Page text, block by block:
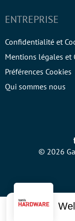
ENTREPRISE
Confidentialité et
Mentions légales et
Préférences Cookies
Qui sommes nous
© 2026